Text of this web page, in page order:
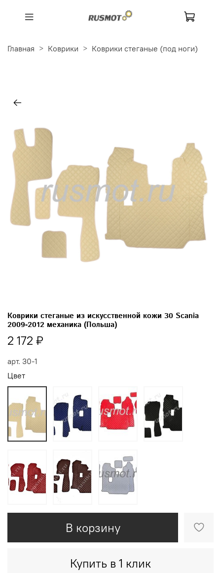
Главная Коврики Коврики стеганые (под ноги)
арт. 30-1
Коврики стеганые из искусственной кожи 30 Scania
2009-2012 механика (Польша)
2 172 ₽
В корзину
Купить в 1 клик
Цвет